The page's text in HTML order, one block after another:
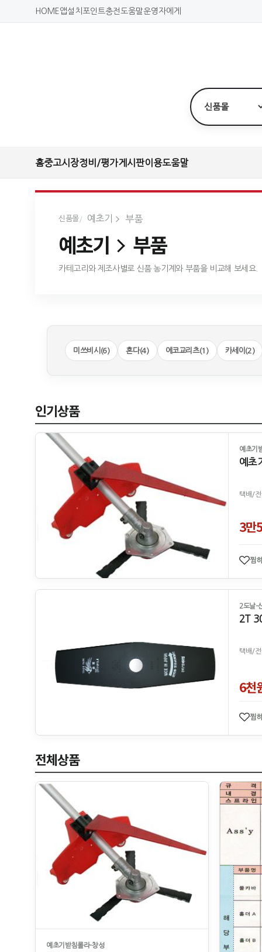
HOME 앱설치 포인트충전도움말운영자에게
홈중고시장정비/평가게시판이용도움말
신품몰 예초기 부품
예초기 부품
카테고리와 제조사별로 신품 농기계와 부품을 비교해 보세요.
미쓰비시(6) 혼다(4) 에코교리츠(1) 카세이(2)
인기상품
예초기
예초
택배/전
3만
찜
2도날-
2T
택배/전
6천
찜
전체상품
예초기받침롤라-창성